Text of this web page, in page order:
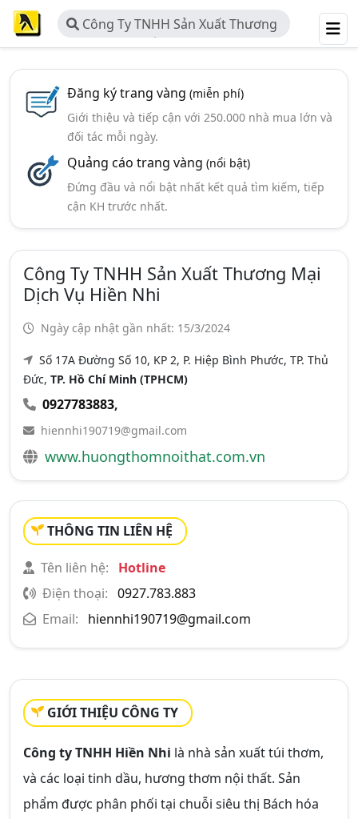
Công Ty TNHH Sản Xuất Thương
Mại Dịch Vụ Hiền Nhi
Đăng ký trang vàng (miễn phí)
Giới thiệu và tiếp cận với 250.000 nhà mua lớn và
đối tác mỗi ngày.
Quảng cáo trang vàng (nổi bật)
Đứng đầu và nổi bật nhất kết quả tìm kiếm, tiếp
cận KH trước nhất.
Công Ty TNHH Sản Xuất Thương Mại
Dịch Vụ Hiền Nhi
Ngày cập nhật gần nhất: 15/3/2024
Số 17A Đường Số 10, KP 2, P. Hiệp Bình Phước, TP. Thủ
Đức, TP. Hồ Chí Minh (TPHCM)
0927783883,
hiennhi190719@gmail.com
www.huongthomnoithat.com.vn
THÔNG TIN LIÊN HỆ
Tên liên hệ:
Hotline
Điện thoại: 0927.783.883
Email:
hiennhi190719@gmail.com
GIỚI THIỆU CÔNG TY
Công ty TNHH Hiền Nhi là nhà sản xuất túi thơm,
và các loại tinh dầu, hương thơm nội thất. Sản
phẩm được phân phối tại chuỗi siêu thị Bách hóa